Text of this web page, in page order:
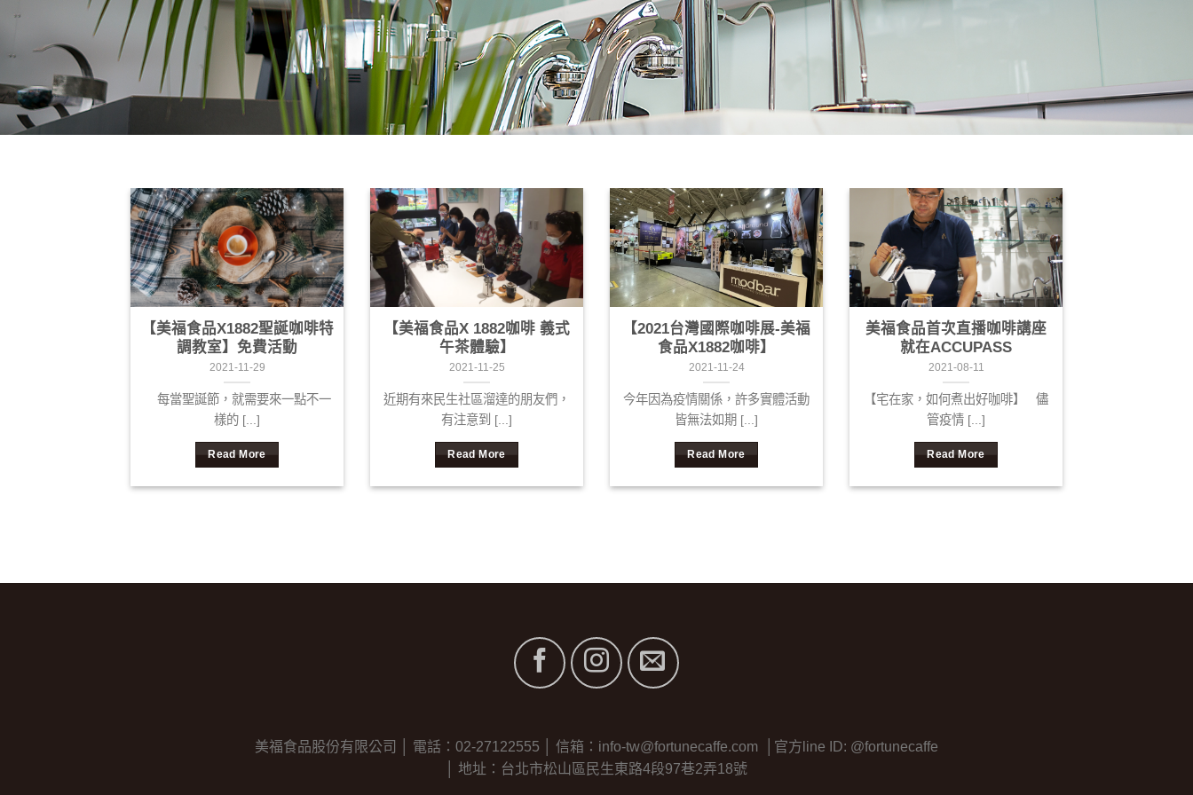
【美福食品X1882聖誕咖啡特
調教室】免費活動
2021-11-29
每當聖誕節，就需要來一點不一
樣的 [...]
Read More
【美福食品X 1882咖啡 義式
午茶體驗】
2021-11-25
近期有來民生社區溜達的朋友們，
有注意到 [...]
Read More
【2021台灣國際咖啡展-美福
食品X1882咖啡】
2021-11-24
今年因為疫情關係，許多實體活動
皆無法如期 [...]
Read More
美福食品首次直播咖啡講座
就在ACCUPASS
2021-08-11
【宅在家，如何煮出好咖啡】 儘
管疫情 [...]
Read More
美福食品股份有限公司 │ 電話：02-27122555 │ 信箱：info-tw@fortunecaffe.com │官方line ID: @fortunecaffe
│ 地址：台北市松山區民生東路4段97巷2弄18號